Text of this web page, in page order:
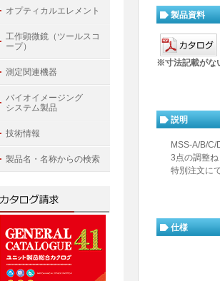
製品資料
※寸法記載がな
説明
MSS-A/B/C/
3点の調整ね
特別注文に
仕様
オプティカルエレメント
工作顕微鏡（ツールスコ
ープ）
測定関連機器
バイオイメージング
システム製品
技術情報
製品名・名称からの検索